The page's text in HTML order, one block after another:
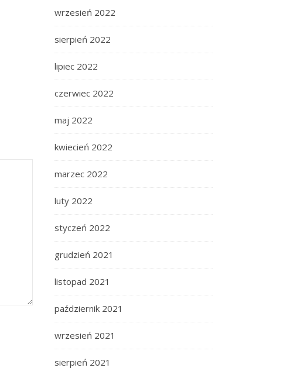
wrzesień 2022
sierpień 2022
lipiec 2022
czerwiec 2022
maj 2022
kwiecień 2022
marzec 2022
luty 2022
styczeń 2022
grudzień 2021
listopad 2021
październik 2021
wrzesień 2021
sierpień 2021